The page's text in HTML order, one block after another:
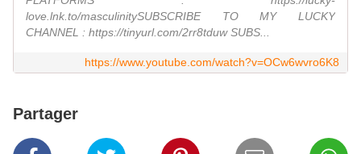
love.lnk.to/masculinitySUBSCRIBE TO MY LUCKY
CHANNEL : https://tinyurl.com/2rr8tduw SUBS...
https://www.youtube.com/watch?v=OCw6wvro6K8
Partager